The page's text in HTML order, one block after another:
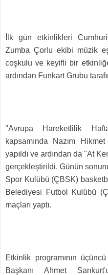
İlk gün etkinlikleri
Zumba Çorlu ekibi müzik
coşkulu ve keyifli bir
ardından Funkart Grubu
"Avrupa Hareketlilik
kapsamında Nazım
yapıldı ve ardından da "At
gerçekleştirildi. Günün
Spor Kulübü (ÇBSK)
Belediyesi Futbol Kulübü
maçları yaptı.
Etkinlik programının
Başkanı Ahmet